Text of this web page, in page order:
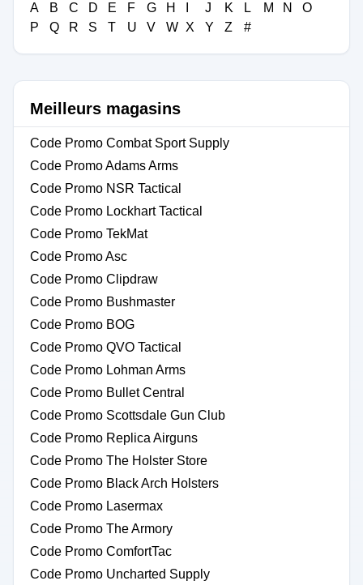
A B C D E F G H J K L M N
O
P
Q R S T U V W X Y Z #
Meilleurs magasins
Code Promo Combat Sport Supply
Code Promo Adams Arms
Code Promo NSR Tactical
Code Promo Lockhart Tactical
Code Promo TekMat
Code Promo Asc
Code Promo Clipdraw
Code Promo Bushmaster
Code Promo BOG
Code Promo QVO Tactical
Code Promo Lohman Arms
Code Promo Bullet Central
Code Promo Scottsdale Gun Club
Code Promo Replica Airguns
Code Promo The Holster Store
Code Promo Black Arch Holsters
Code Promo Lasermax
Code Promo The Armory
Code Promo ComfortTac
Code Promo Uncharted Supply